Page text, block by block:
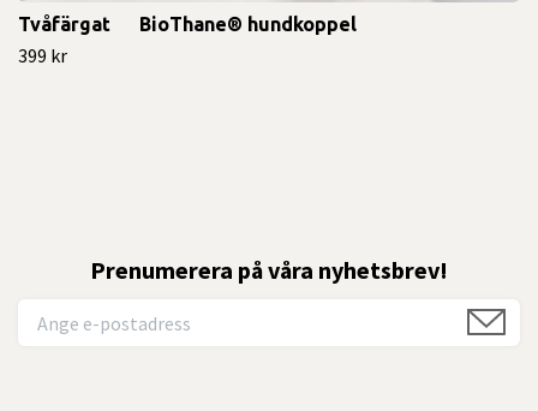
Tvåfärgat BioThane® hundkoppel
399 kr
Prenumerera på våra nyhetsbrev!